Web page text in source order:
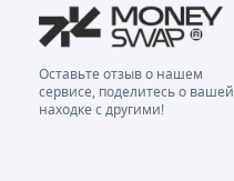
Оставьте отзыв о нашем
сервисе, поделитесь о вашей
находке с другими!